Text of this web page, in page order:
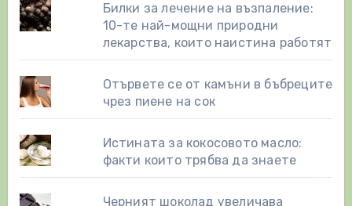
Билки за лечение на възпаление:
10-те най-мощни природни
лекарства, които наистина работят
Отървете се от камъни в бъбреците
чрез пиене на сок
Истината за кокосовото масло:
факти които трябва да знаете
Черният шоколад увеличава